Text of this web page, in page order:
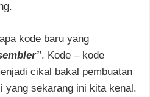
kode baru yang
. Kode – kode
cikal bakal pembuatan
yang sekarang ini kita kenal.